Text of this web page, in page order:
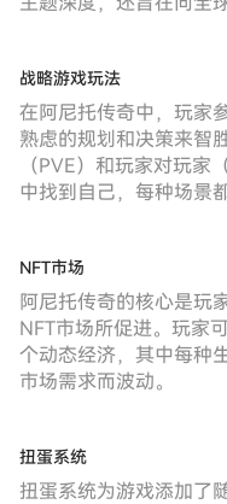
战略游戏玩法
在阿尼托传奇中，玩家
熟虑的规划和决策来智
（PVE）和玩家对玩家
中找到自己，每种场景
NFT市场
阿尼托传奇的核心是玩
NFT市场所促进。玩家
个动态经济，其中每种
市场需求而波动。
扭蛋系统
扭蛋系统为游戏添加了